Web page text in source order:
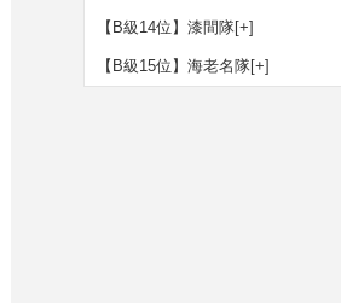
【B級14位】漆間隊[+]
【B級15位】海老名隊[+]